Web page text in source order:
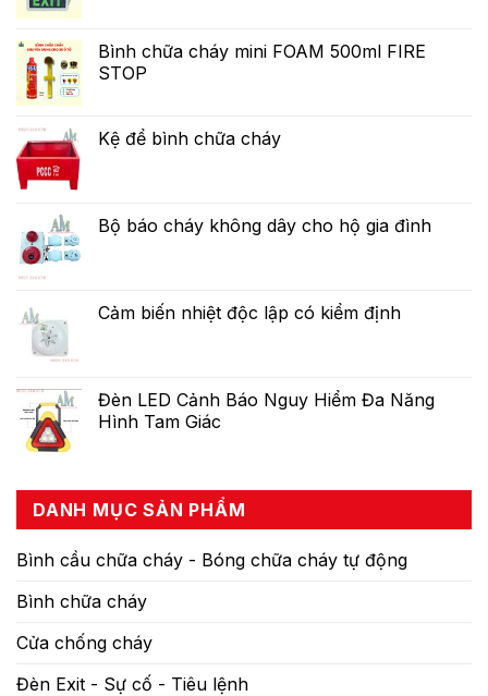
Bình chữa cháy mini FOAM 500ml FIRE
STOP
Kệ để bình chữa cháy
Bộ báo cháy không dây cho hộ gia đình
Cảm biến nhiệt độc lập có kiểm định
Đèn LED Cảnh Báo Nguy Hiểm Đa Năng
Hình Tam Giác
DANH MỤC SẢN PHẨM
Bình cầu chữa cháy - Bóng chữa cháy tự động
Bình chữa cháy
Cửa chống cháy
Đèn Exit - Sự cố - Tiêu lệnh